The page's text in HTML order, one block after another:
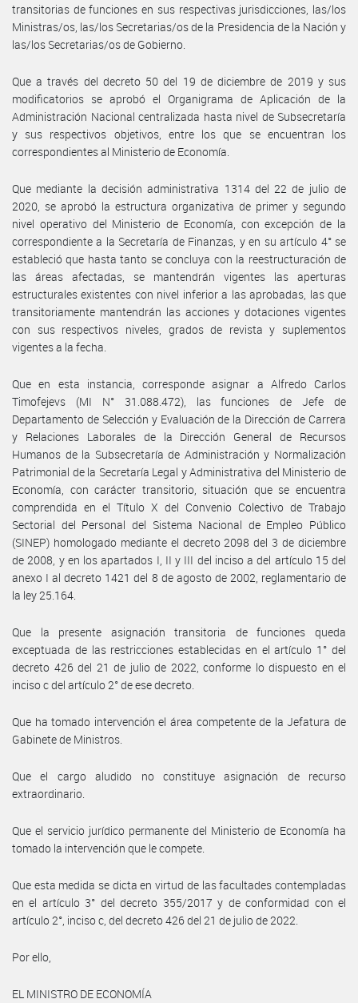
transitorias de funciones en sus respectivas jurisdicciones, las/los
Ministras/os, las/los Secretarias/os de la Presidencia de la Nación y
las/los Secretarias/os de Gobierno.
Que a través del decreto 50 del 19 de diciembre de 2019 y sus
modificatorios se aprobó el Organigrama de Aplicación de la
Administración Nacional centralizada hasta nivel de Subsecretaría
y sus respectivos objetivos, entre los que se encuentran los
correspondientes al Ministerio de Economía.
Que mediante la decisión administrativa 1314 del 22 de julio de
2020, se aprobó la estructura organizativa de primer y segundo
nivel operativo del Ministerio de Economía, con excepción de la
correspondiente a la Secretaría de Finanzas, y en su artículo 4° se
estableció que hasta tanto se concluya con la reestructuración de
las áreas afectadas, se mantendrán vigentes las aperturas
estructurales existentes con nivel inferior a las aprobadas, las que
transitoriamente mantendrán las acciones y dotaciones vigentes
con sus respectivos niveles, grados de revista y suplementos
vigentes a la fecha.
Que en esta instancia, corresponde asignar a Alfredo Carlos
Timofejevs (MI N° 31.088.472), las funciones de Jefe de
Departamento de Selección y Evaluación de la Dirección de Carrera
y Relaciones Laborales de la Dirección General de Recursos
Humanos de la Subsecretaría de Administración y Normalización
Patrimonial de la Secretaría Legal y Administrativa del Ministerio de
Economía, con carácter transitorio, situación que se encuentra
comprendida en el Título X del Convenio Colectivo de Trabajo
Sectorial del Personal del Sistema Nacional de Empleo Público
(SINEP) homologado mediante el decreto 2098 del 3 de diciembre
de 2008, y en los apartados I, II y III del inciso a del artículo 15 del
anexo I al decreto 1421 del 8 de agosto de 2002, reglamentario de
la ley 25.164.
Que la presente asignación transitoria de funciones queda
exceptuada de las restricciones establecidas en el artículo 1° del
decreto 426 del 21 de julio de 2022, conforme lo dispuesto en el
inciso c del artículo 2° de ese decreto.
Que ha tomado intervención el área competente de la Jefatura de
Gabinete de Ministros.
Que el cargo aludido no constituye asignación de recurso
extraordinario.
Que el servicio jurídico permanente del Ministerio de Economía ha
tomado la intervención que le compete.
Que esta medida se dicta en virtud de las facultades contempladas
en el artículo 3° del decreto 355/2017 y de conformidad con el
artículo 2°, inciso c, del decreto 426 del 21 de julio de 2022.
Por ello,
EL MINISTRO DE ECONOMÍA